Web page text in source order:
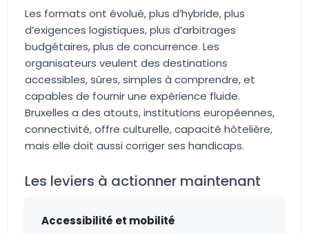
Les formats ont évolué, plus d’hybride, plus
d’exigences logistiques, plus d’arbitrages
budgétaires, plus de concurrence. Les
organisateurs veulent des destinations
accessibles, sûres, simples à comprendre, et
capables de fournir une expérience fluide.
Bruxelles a des atouts, institutions européennes,
connectivité, offre culturelle, capacité hôtelière,
mais elle doit aussi corriger ses handicaps.
Les leviers à actionner maintenant
Accessibilité et mobilité